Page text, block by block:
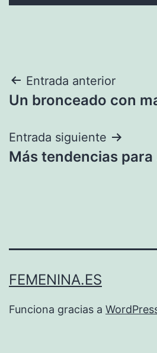
Navegación
de
entradas
Entrada anterior
Un bronceado con
Entrada siguiente
Más tendencias para
FEMENINA.ES
Funciona gracias a